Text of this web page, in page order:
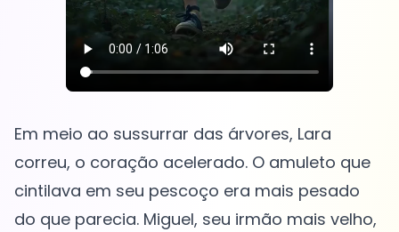
Em meio ao sussurrar das árvores, Lara
correu, o coração acelerado. O amuleto que
cintilava em seu pescoço era mais pesado
do que parecia. Miguel, seu irmão mais velho,